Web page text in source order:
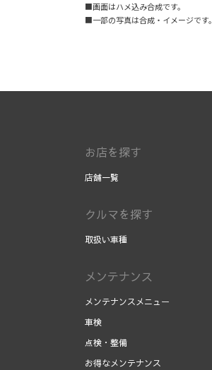
■画面はハメ込み合成です。
■一部の写真は合成・イメージです。
お店を探す
店舗一覧
クルマを探す
取扱い車種
メンテナンス
メンテナンスメニュー
車検
点検・整備
お得なメンテナンス